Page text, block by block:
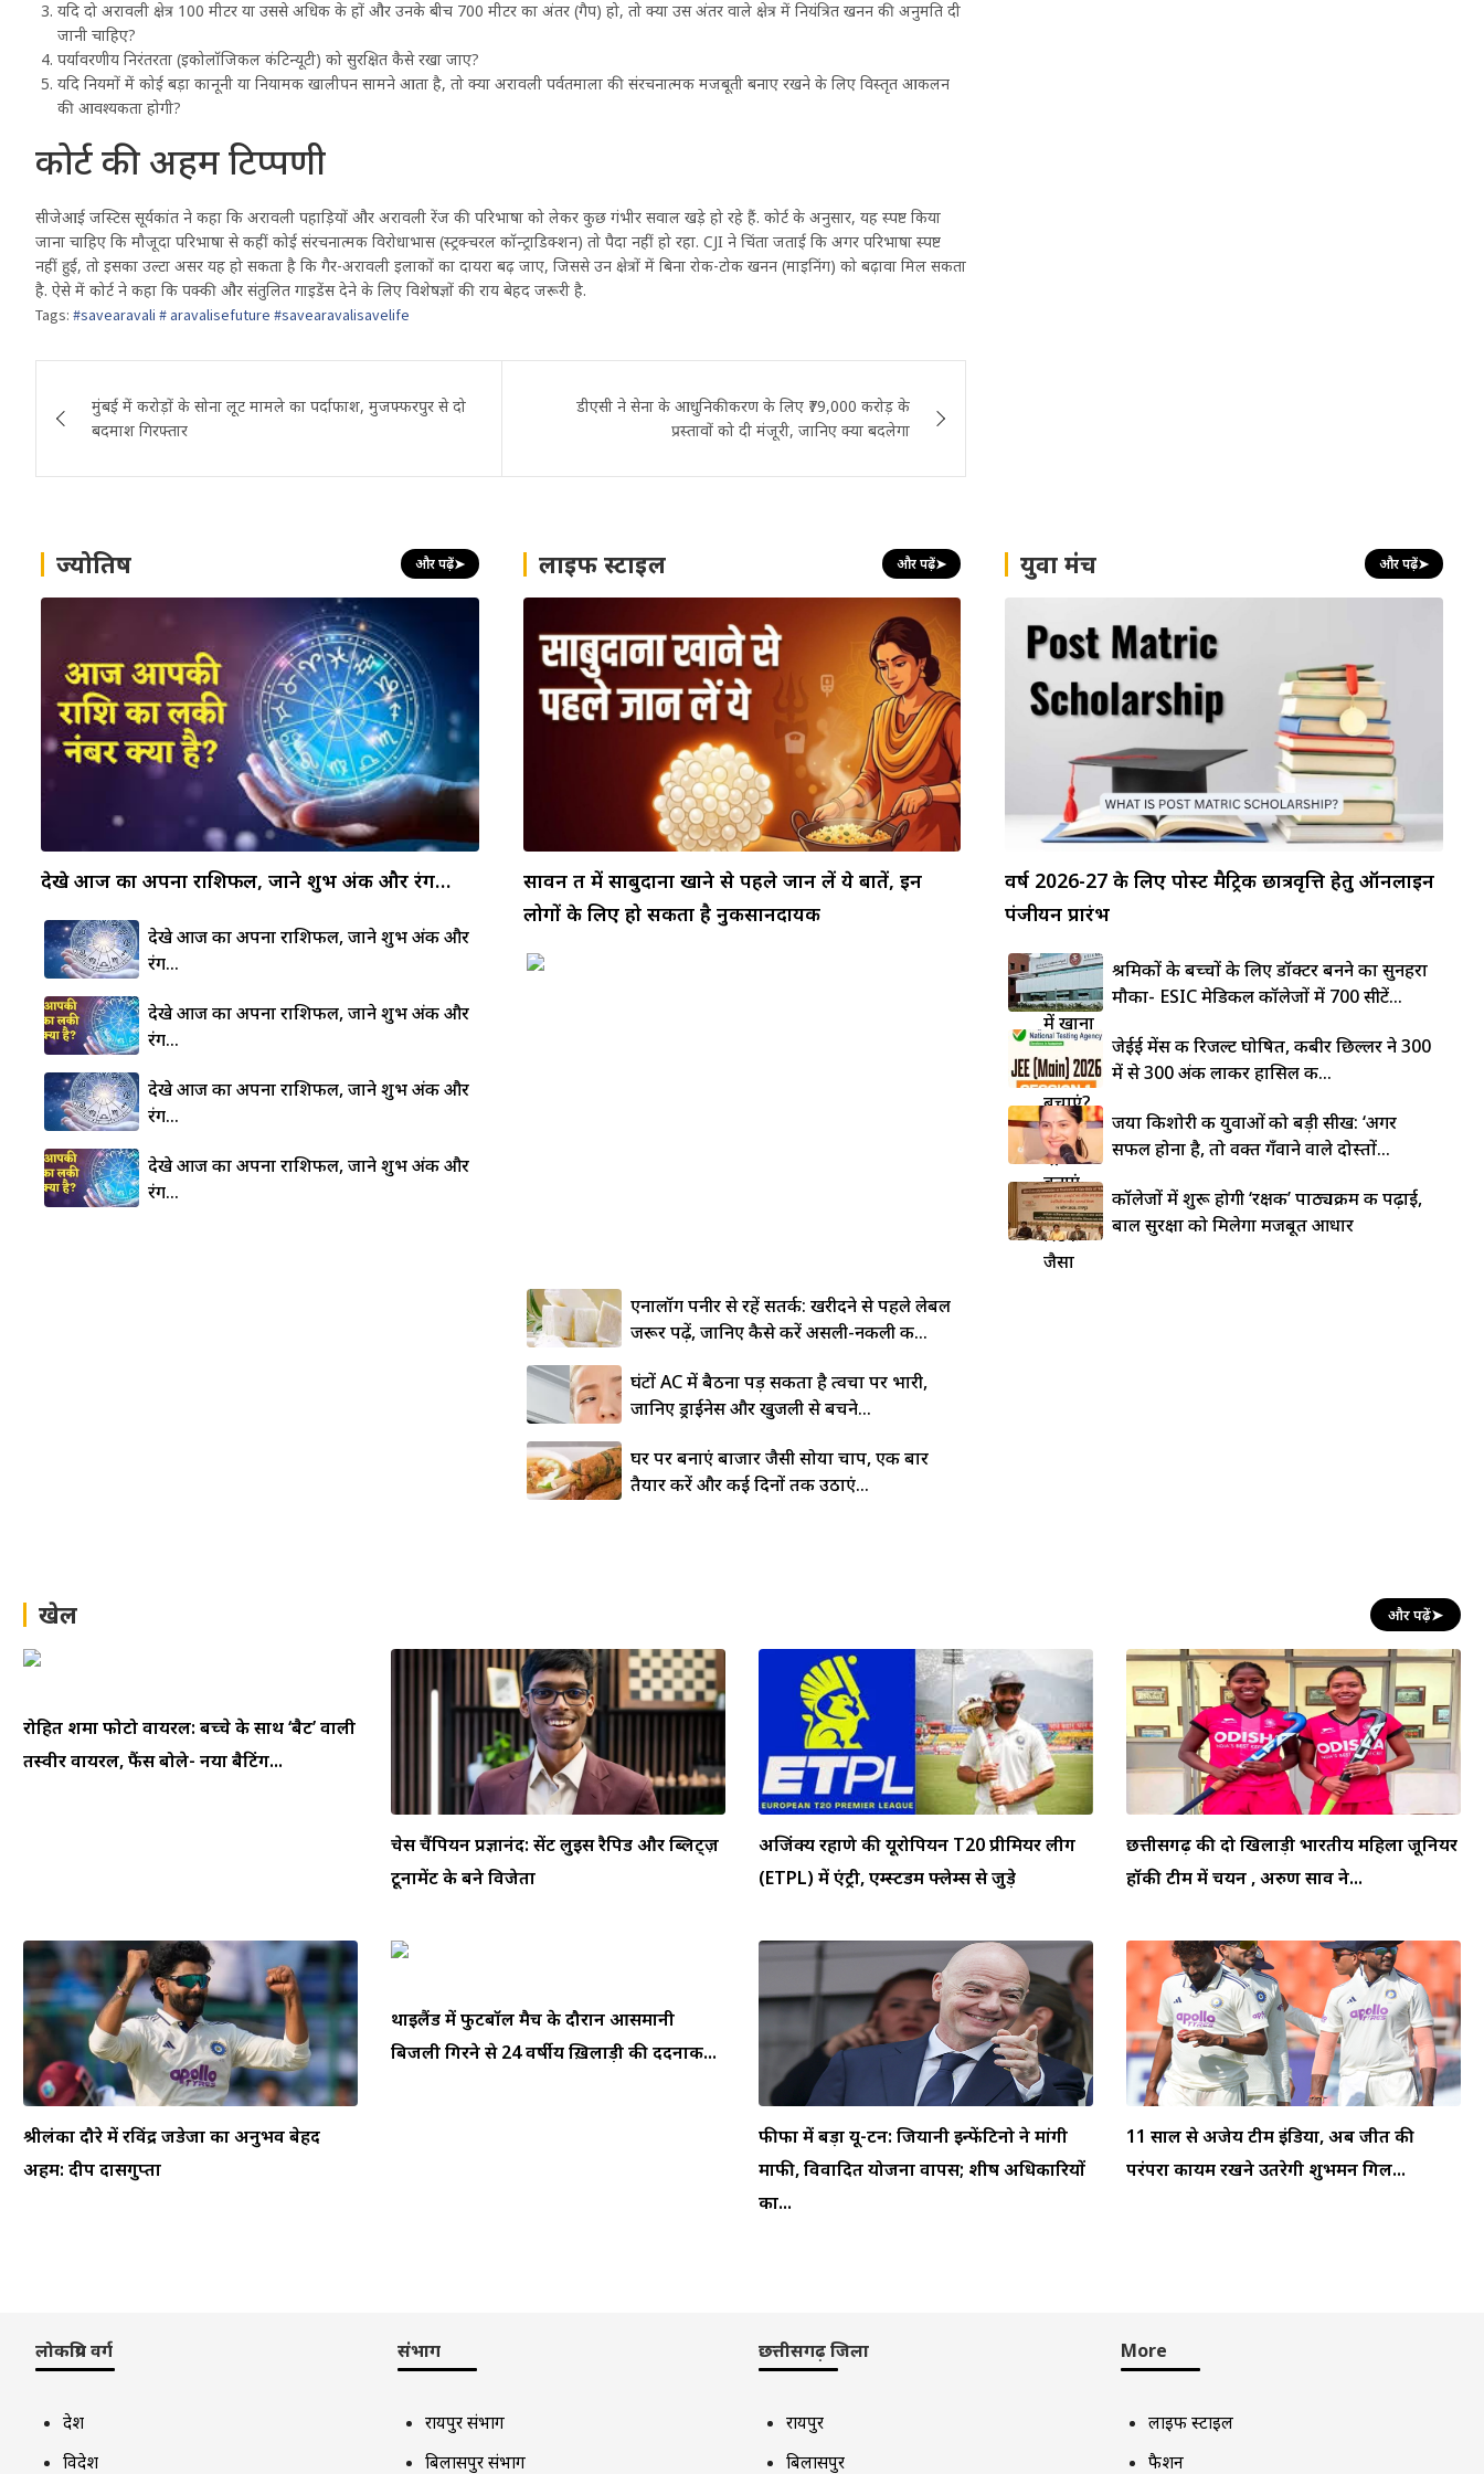
यदि दो अरावली क्षेत्र 100 मीटर या उससे अधिक के हों और उनके बीच 700 मीटर का अंतर (गैप) हो, तो क्या उस अंतर वाले क्षेत्र में नियंत्रित खनन की अनुमति दी
जानी चाहिए?
पर्यावरणीय निरंतरता (इकोलॉजिकल कंटिन्यूटी) को सुरक्षित कैसे रखा जाए?
यदि नियमों में कोई बड़ा कानूनी या नियामक खालीपन सामने आता है, तो क्या अरावली पर्वतमाला की संरचनात्मक मजबूती बनाए रखने के लिए विस्तृत आकलन
की आवश्यकता होगी?
कोर्ट की अहम टिप्पणी
सीजेआई जस्टिस सूर्यकांत ने कहा कि अरावली पहाड़ियों और अरावली रेंज की परिभाषा को लेकर कुछ गंभीर सवाल खड़े हो रहे हैं. कोर्ट के अनुसार, यह स्पष्ट किया
जाना चाहिए कि मौजूदा परिभाषा से कहीं कोई संरचनात्मक विरोधाभास (स्ट्रक्चरल कॉन्ट्राडिक्शन) तो पैदा नहीं हो रहा. CJI ने चिंता जताई कि अगर परिभाषा स्पष्ट
नहीं हुई, तो इसका उल्टा असर यह हो सकता है कि गैर-अरावली इलाकों का दायरा बढ़ जाए, जिससे उन क्षेत्रों में बिना रोक-टोक खनन (माइनिंग) को बढ़ावा मिल सकता
है. ऐसे में कोर्ट ने कहा कि पक्की और संतुलित गाइडेंस देने के लिए विशेषज्ञों की राय बेहद जरूरी है.
Tags: #savearavali # aravalisefuture #savearavalisavelife
navigation
मुंबई में करोड़ों के सोना लूट मामले का पर्दाफाश, मुजफ्फरपुर से दो
बदमाश गिरफ्तार
डीएसी ने सेना के आधुनिकीकरण के लिए ₹79,000 करोड़ के
प्रस्तावों को दी मंजूरी, जानिए क्या बदलेगा
ज्योतिष और पढ़ें➤
देखे आज का अपना राशिफल, जाने शुभ अंक और रंग…
देखे आज का अपना राशिफल, जाने शुभ अंक और
रंग…
देखे आज का अपना राशिफल, जाने शुभ अंक और
रंग…
देखे आज का अपना राशिफल, जाने शुभ अंक और
रंग…
देखे आज का अपना राशिफल, जाने शुभ अंक और
रंग…
लाइफ स्टाइल और पढ़ें➤
सावन व्रत में साबुदाना खाने से पहले जान लें ये बातें, इन
लोगों के लिए हो सकता है नुकसानदायक
लोहे की
कड़ाही
में खाना
चिपकने
से कैसे
बचाएं?
5 देसी
ट्रिक्स से
बनाएं
नॉन-
स्टिक
जैसा
एनालॉग पनीर से रहें सतर्क: खरीदने से पहले लेबल
जरूर पढ़ें, जानिए कैसे करें असली-नकली की...
घंटों AC में बैठना पड़ सकता है त्वचा पर भारी,
जानिए ड्राईनेस और खुजली से बचने...
घर पर बनाएं बाजार जैसी सोया चाप, एक बार
तैयार करें और कई दिनों तक उठाएं...
युवा मंच और पढ़ें➤
वर्ष 2026-27 के लिए पोस्ट मैट्रिक छात्रवृत्ति हेतु ऑनलाइन
पंजीयन प्रारंभ
श्रमिकों के बच्चों के लिए डॉक्टर बनने का सुनहरा
मौका- ESIC मेडिकल कॉलेजों में 700 सीटें...
जेईई मेंस की रिजल्ट घोषित, कबीर छिल्लर ने 300
में से 300 अंक लाकर हासिल की...
जया किशोरी की युवाओं को बड़ी सीख: ‘अगर
सफल होना है, तो वक्त गँवाने वाले दोस्तों...
कॉलेजों में शुरू होगी ‘रक्षक’ पाठ्यक्रम की पढ़ाई,
बाल सुरक्षा को मिलेगा मजबूत आधार
खेल और पढ़ें➤
रोहित शर्मा फोटो वायरल: बच्चे के साथ ‘बैट’ वाली
तस्वीर वायरल, फैंस बोले- नया बैटिंग...
चेस चैंपियन प्रज्ञानंद: सेंट लुइस रैपिड और ब्लिट्ज़
टूर्नामेंट के बने विजेता
अजिंक्य रहाणे की यूरोपियन T20 प्रीमियर लीग
(ETPL) में एंट्री, एम्स्टर्डम फ्लेम्स से जुड़े
छत्तीसगढ़ की दो खिलाड़ी भारतीय महिला जूनियर
हॉकी टीम में चयन , अरुण साव ने...
श्रीलंका दौरे में रविंद्र जडेजा का अनुभव बेहद
अहम: दीप दासगुप्ता
थाईलैंड में फुटबॉल मैच के दौरान आसमानी
बिजली गिरने से 24 वर्षीय ख़िलाड़ी की दर्दनाक...
फीफा में बड़ा यू-टर्न: जियानी इन्फेंटिनो ने मांगी
माफी, विवादित योजना वापस; शीर्ष अधिकारियों
का...
11 साल से अजेय टीम इंडिया, अब जीत की
परंपरा कायम रखने उतरेगी शुभमन गिल...
लोकप्रिय वर्ग
देश
विदेश
संभाग
रायपुर संभाग
बिलासपुर संभाग
छत्तीसगढ़ जिला
रायपुर
बिलासपुर
More
लाइफ स्टाइल
फैशन